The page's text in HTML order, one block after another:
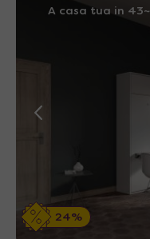
A casa tua in
24%